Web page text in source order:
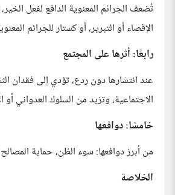
تُضعف الجرائم المعنوية الدافع لفعل
الإقصاء أو التبرير، أو كستار للجرائم
رابعًا: أثرها على المجتمع
عند انتشارها دون ردع، تؤدي إلى فقدان
الاجتماعية، وتزيد من السلوك العدواني أو
خامسًا: دوافعها
من أبرز دوافعها: سوء الظن، حماية
الخلاصة